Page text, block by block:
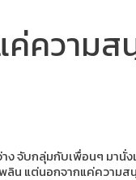
ค่ความส
บกลุ่มกับเพื่อนๆ มานั่ง
น แต่นอกจากแค่ความ